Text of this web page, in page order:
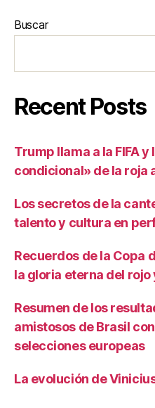
Buscar
Recent Posts
Trump llama a la FIFA
condicional» de la roja
Los secretos de la
talento y cultura en
Recuerdos de la Copa
la gloria eterna del rojo
Resumen de los
amistosos de Brasil
selecciones europeas
La evolución de